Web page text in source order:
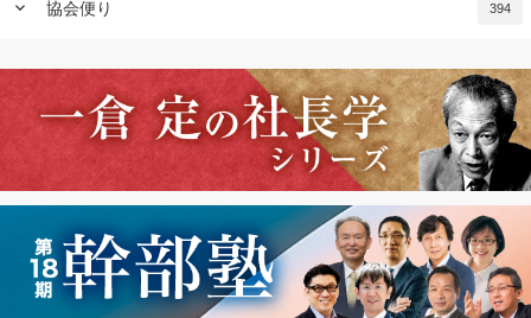
keyboard_arrow_down 協会便り 394